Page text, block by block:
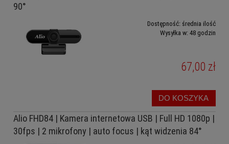
90°
Dostępność: średnia ilość
Wysyłka w: 48 godzin
67,00 zł
DO KOSZYKA
Alio FHD84 | Kamera internetowa USB | Full HD 1080p |
30fps | 2 mikrofony | auto focus | kąt widzenia 84°